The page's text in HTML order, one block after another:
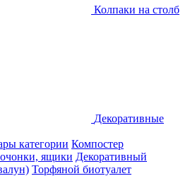
Колпаки на столб
Декоративные
категории Компостер
ящики Декоративный
Торфяной биотуалет